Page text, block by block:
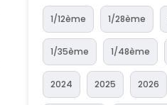
1/12ème 1/28ème
1/35ème 1/48ème
2024 2025 2026